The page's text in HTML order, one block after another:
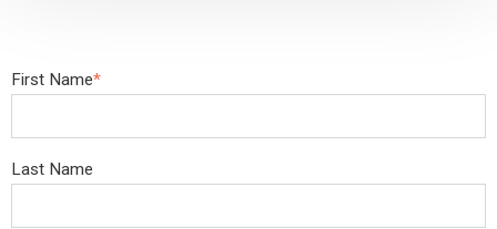
First Name*
Last Name